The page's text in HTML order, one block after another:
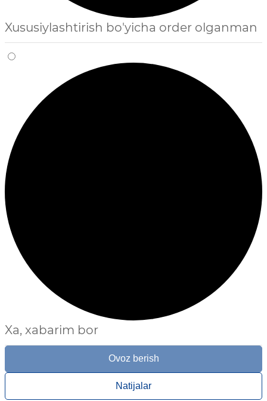
Xususiylashtirish bo'yicha order olganman
Xa, xabarim bor
Ovoz berish
Natijalar